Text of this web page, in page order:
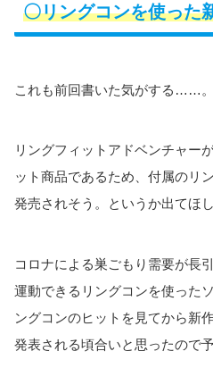
〇リングコンを使った
これも前回書いた気がする……。
リングフィットアドベンチャー
ット商品であるため、付属のリ
発売されそう。というか出てほし
コロナによる巣ごもり需要が長
運動できるリングコンを使った
ングコンのヒットを見てから新
発表される頃合いと思ったので予